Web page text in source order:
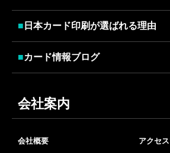
■ 日本カード印刷が選ばれる理由
■カード情報ブログ
会社案内
会社概要 アクセ